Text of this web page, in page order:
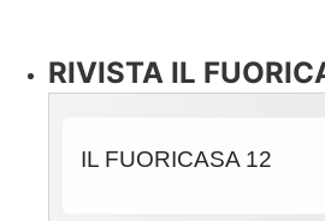
RIVISTA IL